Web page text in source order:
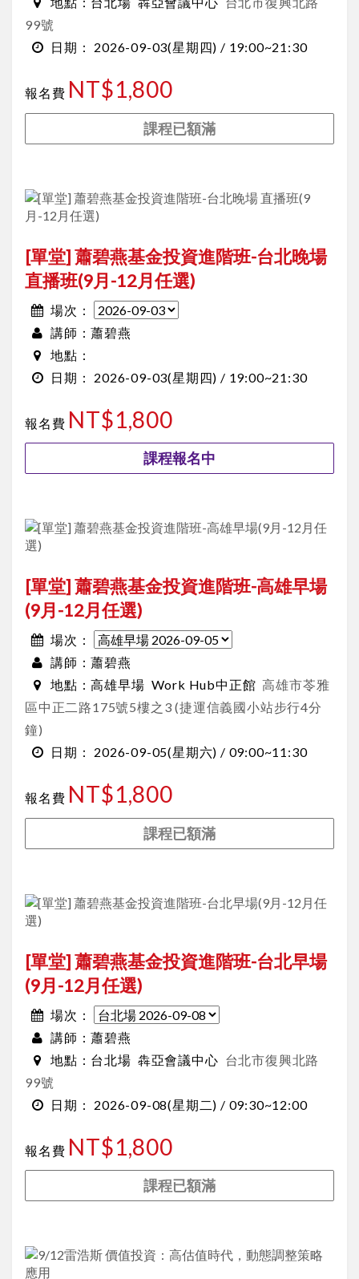
99號
日期： 2026-09-03(星期四) / 19:00~21:30
報名費 NT$1,800
課程已額滿
[單堂] 蕭碧燕基金投資進階班-台北晚場
直播班(9月-12月任選)
場次：
講師：蕭碧燕
地點：
日期：
2026-09-03(星期四) / 19:00~21:30
報名費 NT$1,800
課程報名中
[單堂] 蕭碧燕基金投資進階班-高雄早場
(9月-12月任選)
場次：
講師：蕭碧燕
地點：高雄早場 Work Hub中正館 高雄市苓雅
區中正二路175號5樓之3 (捷運信義國小站步行4分
鐘)
日期： 2026-09-05(星期六) / 09:00~11:30
報名費 NT$1,800
課程已額滿
[單堂] 蕭碧燕基金投資進階班-台北早場
(9月-12月任選)
場次：
講師：蕭碧燕
地點： 台北場 犇亞會議中心 台北市復興北路
99號
日期： 2026-09-08(星期二) / 09:30~12:00
報名費 NT$1,800
課程已額滿